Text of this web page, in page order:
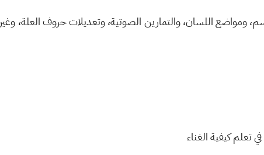
ومواضع اللسان، والتمارين الصوتية، وتعديلات حروف العلة، وغير
تعلم كيفية الغناء